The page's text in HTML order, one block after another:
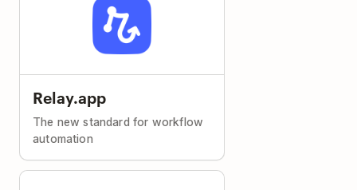
Relay.app
The new standard for workflow
automation